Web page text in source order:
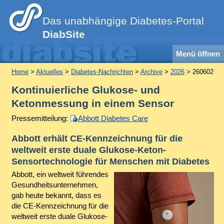
Das unabhängige Diabetes-Portal
DiabSite
Menü öffnen
Home> Aktuelles > Diabetes-Nachrichten> Archive> 2026> 260602
Kontinuierliche Glukose- und
Ketonmessung in einem Sensor
Pressemitteilung: Abbott Diabetes Care
Abbott erhält CE-Kennzeichnung für die
weltweit erste duale Glukose-Keton-
Sensortechnologie für Menschen mit Diabetes
Abbott, ein weltweit führendes
Gesundheitsunternehmen,
gab heute bekannt, dass es
die CE-Kennzeichnung für die
weltweit erste duale Glukose-